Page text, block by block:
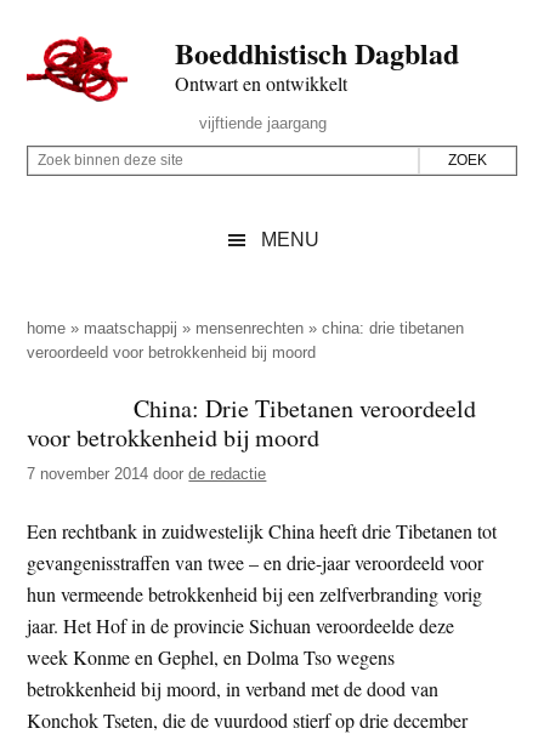
naar
de
inhoud
secondary
naar
de
sidebar
naar
de
Boeddhistisch Dagblad
Ontwart en ontwikkelt
Rechts
vijftiende jaargang
Z
p
d
z
e
i
t
e
Z
i
n
n
d
z
e
s
i
t
e
MENU
home » maatschappij » mensenrechten »china: drie tibetanen
veroordeeld voor betrokkenheid bij moord
China: Drie Tibetanen veroordeeld
voor betrokkenheid bij moord
7 november 2014 doorde redactie
Een rechtbank in zuidwestelijk China heeft drie Tibetanen tot
gevangenisstraffen van twee – en drie-jaar veroordeeld voor
hun vermeende betrokkenheid bij een zelfverbranding vorig
jaar. Het Hof in de provincie Sichuan veroordeelde deze
week Konme en Gephel, en Dolma Tso wegens
betrokkenheid bij moord, in verband met de dood van
Konchok Tseten, die de vuurdood stierf op drie december